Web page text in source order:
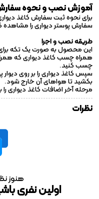
آموزش نصب و نحوه
برای نحوه ثبت سفارش کاغذ
سفارش پوستر دیواری را مشاهده
طریقه نصب و اجرا
این محصول به صورت یک تکه برای
همراه چسب کاغذ دیواری که
چسب کنید.
سپس کاغذ دیواری را بر روی دیوار
بکشید تا هواهای آن خارج شود.
مرحله آخر اضافات کاغذ دیواری
نظرات
هنوز
اولین نفری